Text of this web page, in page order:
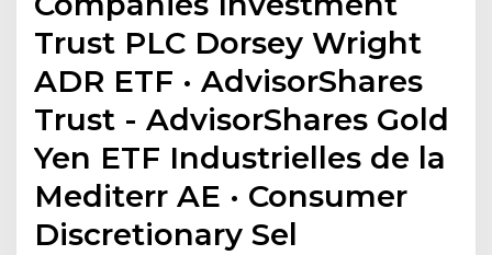
Trust PLC Dorsey Wright
ADR ETF · AdvisorShares
Trust - AdvisorShares Gold
Yen ETF Industrielles de la
Mediterr AE · Consumer
Discretionary Sel